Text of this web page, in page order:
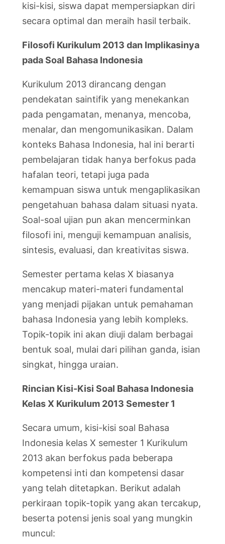
kisi-kisi, siswa dapat mempersiapkan diri
secara optimal dan meraih hasil terbaik.
Filosofi Kurikulum 2013 dan Implikasinya
pada Soal Bahasa Indonesia
Kurikulum 2013 dirancang dengan
pendekatan saintifik yang menekankan
pada pengamatan, menanya, mencoba,
menalar, dan mengomunikasikan. Dalam
konteks Bahasa Indonesia, hal ini berarti
pembelajaran tidak hanya berfokus pada
hafalan teori, tetapi juga pada
kemampuan siswa untuk mengaplikasikan
pengetahuan bahasa dalam situasi nyata.
Soal-soal ujian pun akan mencerminkan
filosofi ini, menguji kemampuan analisis,
sintesis, evaluasi, dan kreativitas siswa.
Semester pertama kelas X biasanya
mencakup materi-materi fundamental
yang menjadi pijakan untuk pemahaman
bahasa Indonesia yang lebih kompleks.
Topik-topik ini akan diuji dalam berbagai
bentuk soal, mulai dari pilihan ganda, isian
singkat, hingga uraian.
Rincian Kisi-Kisi Soal Bahasa Indonesia
Kelas X Kurikulum 2013 Semester 1
Secara umum, kisi-kisi soal Bahasa
Indonesia kelas X semester 1 Kurikulum
2013 akan berfokus pada beberapa
kompetensi inti dan kompetensi dasar
yang telah ditetapkan. Berikut adalah
perkiraan topik-topik yang akan tercakup,
beserta potensi jenis soal yang mungkin
muncul: